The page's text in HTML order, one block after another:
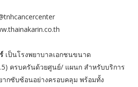
เป็นโรงพยาบาลเอกชนขนาด
ครบครันด้วยศูนย์/ แผนก สำหรับบริการ
ากซับซ้อนอย่างครอบคลุม พร้อมทั้ง